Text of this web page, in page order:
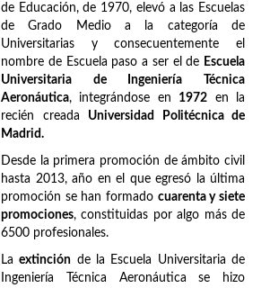
de Educación, de 1970, elevó a las Escuelas
de Grado Medio a la categoría de
Universitarias y consecuentemente el
nombre de Escuela paso a ser el de Escuela
Universitaria de Ingeniería Técnica
Aeronáutica, integrándose en 1972 en la
recién creada Universidad Politécnica de
Madrid.
Desde la primera promoción de ámbito civil
hasta 2013, año en el que egresó la última
promoción se han formado cuarenta y siete
promociones, constituidas por algo más de
6500 profesionales.
Laextinción de la Escuela Universitaria de
Ingeniería Técnica Aeronáutica se hizo